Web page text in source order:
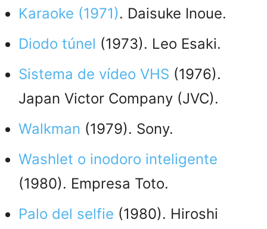
Karaoke (1971). Daisuke Inoue.
Diodo túnel (1973). Leo Esaki.
Sistema de vídeo VHS (1976).
Japan Victor Company (JVC).
Walkman (1979). Sony.
Washlet o inodoro inteligente
(1980). Empresa Toto.
Palo del selfie (1980). Hiroshi